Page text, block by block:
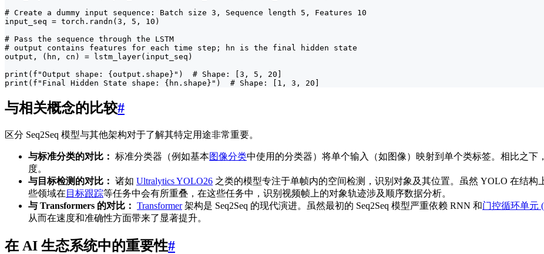
# Create a dummy input sequence: Batch size 3, Sequence length 5, Features 10
input_seq = torch.randn(3, 5, 10)
# Pass the sequence through the LSTM
# output contains features for each time step; hn is the final hidden state
output, (hn, cn) = lstm_layer(input_seq)
print(f"Output shape: {output.shape}")  # Shape: [3, 5, 20]
print(f"Final Hidden State shape: {hn.shape}")  # Shape: [1, 3, 20]
与相关概念的比较#
区分 Seq2Seq 模型与其他架构对于了解其特定用途非常重要。
与标准分类的对比： 标准分类器（例如基本图像分类中使用的分类器）将单个输入（如图像）映射到单个类标签。相比之下
度。
与目标检测的对比： 诸如 Ultralytics YOLO26 之类的模型专注于单帧内的空间检测，识别对象及其位置。虽然 YOLO 在结构
些领域在 目标跟踪等任务中会有所重叠，在这些任务中，识别视频帧上的对象轨迹涉及顺序数据分析。
与 Transformers 的对比： Transformer架构是 Seq2Seq 的现代演进。虽然最初的 Seq2Seq 模型严重依赖 RNN 和门控循环单元
从而在速度和准确性方面带来了显著提升。
在 AI 生态系统中的重要性#